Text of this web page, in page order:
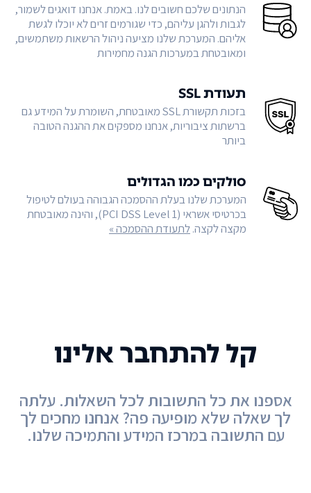
הנתונים שלכם חשובים לנו. באמת. אנחנו דואגים לשמור,
לגבות ולהגן עליהם, כדי שגורמים זרים לא יוכלו לגשת
אליהם. המערכת שלנו מציעה ניהול הרשאות משתמשים,
ומאובטחת במערכות הגנה מחמירות
תעודת SSL
בזכות תקשורת SSL מאובטחת, השומרת על המידע גם
ברשתות ציבוריות, אנחנו מספקים את ההגנה הטובה
ביותר
סולקים כמו הגדולים
המערכת שלנו בעלת ההסמכה הגבוהה בעולם לטיפול
בכרטיסי אשראי (PCI DSS Level 1), והינה מאובטחת
מקצה לקצה.לתעודת ההסמכה »
קל להתחבר אלינו
אספנו את כל התשובות לכל השאלות. עלתה
לך שאלה שלא מופיעה פה? אנחנו מחכים לך
עם התשובה במרכז המידע והתמיכה שלנו.